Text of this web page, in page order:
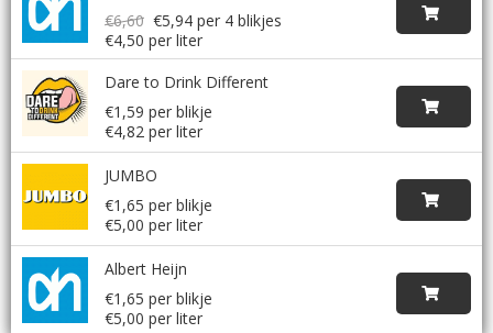
€6,60 €5,94 per 4 blikjes
€4,50 per liter
Dare to Drink Different
€1,59 per blikje
€4,82 per liter
JUMBO
€1,65 per blikje
€5,00 per liter
Albert Heijn
€1,65 per blikje
€5,00 per liter